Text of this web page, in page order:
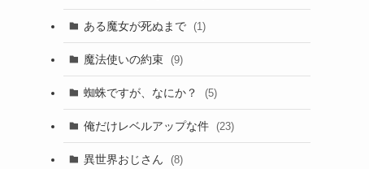
ある魔女が死ぬまで (1)
魔法使いの約束 (9)
蜘蛛ですが、なにか？ (5)
俺だけレベルアップな件 (23)
異世界おじさん (8)